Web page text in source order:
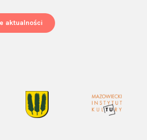
aktualności